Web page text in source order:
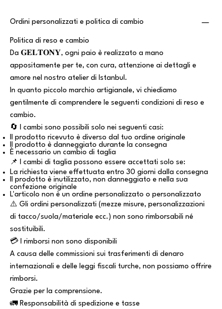
Ordini personalizzati e politica di cambio
Politica di reso e cambio
Da 𝐆𝐄𝐋𝐓𝐎𝐍𝐘, ogni paio è realizzato a mano
appositamente per te, con cura, attenzione ai dettagli e
amore nel nostro atelier di Istanbul.
In quanto piccolo marchio artigianale, vi chiediamo
gentilmente di comprendere le seguenti condizioni di reso e
cambio.
🔄 I cambi sono possibili solo nei seguenti casi:
Il prodotto ricevuto è diverso dal tuo ordine originale
Il prodotto è danneggiato durante la consegna
È necessario un cambio di taglia
📌 I cambi di taglia possono essere accettati solo se:
La richiesta viene effettuata entro 30 giorni dalla consegna
Il prodotto è inutilizzato, non danneggiato e nella sua
confezione originale
L'articolo non è un ordine personalizzato o personalizzato
⚠️ Gli ordini personalizzati (mezze misure, personalizzazioni
di tacco/suola/materiale ecc.) non sono rimborsabili né
sostituibili.
💳 I rimborsi non sono disponibili
A causa delle commissioni sui trasferimenti di denaro
internazionali e delle leggi fiscali turche, non possiamo offrire
rimborsi.
Grazie per la comprensione.
🚛 Responsabilità di spedizione e tasse